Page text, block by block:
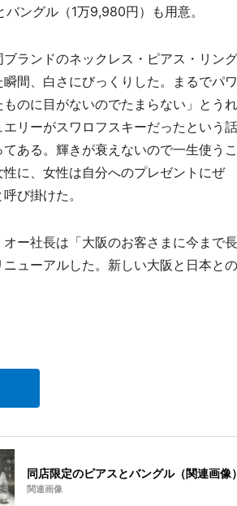
ングル（1万9,980円）も用意。
ランドのネックレス・ピアス・リング
間、白さにびっくりした。まるでパワ
のに目がないのでたまらない」とうれ
リーがスワロフスキーだったという話
ある。輝きが衰えないので一生使うこ
に、女性は自分へのプレゼントにぜ
び掛けた。
ー社長は「大阪のお客さまに今まで長
ューアルした。新しい大阪と日本との
同店限定のピアスとバングル（関連画像）
関連画像